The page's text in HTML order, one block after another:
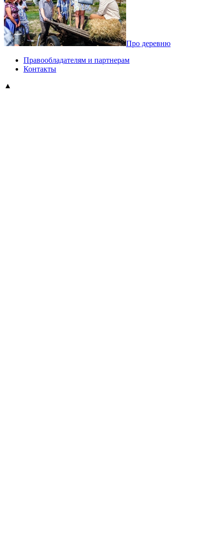
Про деревню
Правообладателям и партнерам
Контакты
▲